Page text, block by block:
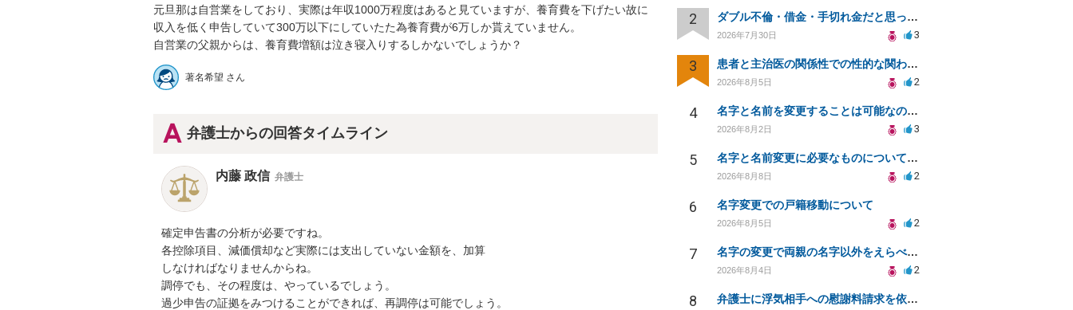
元旦那は自営業をしており、実際は年収1000万程度はあると見ていますが、養育費を下げたい故に
収入を低く申告していて300万以下にしていたた為養育費が6万しか貰えていません。
自営業の父親からは、養育費増額は泣き寝入りするしかないでしょうか？
著名希望 さん
弁護士からの回答タイムライン
内藤 政信 弁護士
確定申告書の分析が必要ですね。
各控除項目、減価償却など実際には支出していない金額を、加算
しなければなりませんからね。
調停でも、その程度は、やっているでしょう。
過少申告の証拠をみつけることができれば、再調停は可能でしょう。
2 ダブル不倫・借金・手切れ金だと思っていたお金を1年後いまさら脅迫罪として通知書が来てまとめて請求
2026年7月30日 3
3 患者と主治医の関係性での性的な関わりからのトラブル
2026年8月5日 2
4 名字と名前を変更することは可能なのか？
2026年8月2日 3
5 名字と名前変更に必要なものについて知りたい
2026年8月8日 2
6 名字変更での戸籍移動について
2026年8月5日 2
7 名字の変更で両親の名字以外をえらべるのか？
2026年8月4日 2
8 弁護士に浮気相手への慰謝料請求を依頼する費用相場は？